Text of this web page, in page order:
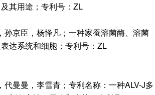
其用途；专利号：ZL
孙京臣，杨怿凡；一种家蚕溶菌酶、溶菌
达系统和细胞；专利号：ZL
代曼曼，李雪青；专利名称：一种ALV-J多